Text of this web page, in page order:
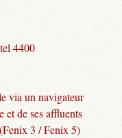
4400
via un navigateur
et de ses affluents
3 / Fenix 5)